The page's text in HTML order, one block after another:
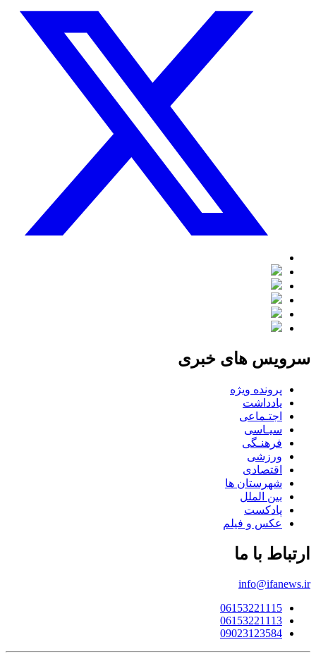
سرویس های خبری
پرونده ویژه
یادداشت
اجتـماعی
سیـاسی
فرهنـگی
ورزشی
اقتصادی
شهرستان ها
بین الملل
پادکست
عکس و فیلم
ارتباط با ما
info@ifanews.ir
06153221115
06153221113
09023123584